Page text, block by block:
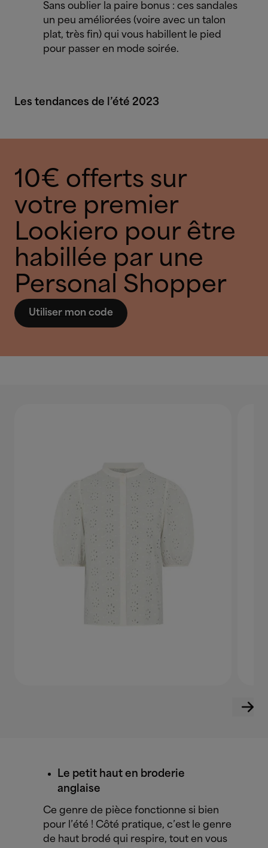
Sans oublier la paire bonus : ces sandales
un peu améliorées (voire avec un talon
plat, très fin) qui vous habillent le pied
pour passer en mode soirée.
Les tendances de l’été 2023
10€ offerts sur
votre premier
Lookiero pour être
habillée par une
Personal Shopper
Utiliser mon code
Le petit haut en broderie
anglaise
Ce genre de pièce fonctionne si bien
pour l’été ! Côté pratique, c’est le genre
de haut brodé qui respire, tout en vous